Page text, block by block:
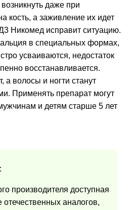
даже при
кость, а заживление их идет
Никомед исправит ситуацию.
в специальных формах,
усваиваются, недостаток
восстанавливается.
а волосы и ногти станут
Применять препарат могут
и детям старше 5 лет
производителя доступная
отечественных аналогов,